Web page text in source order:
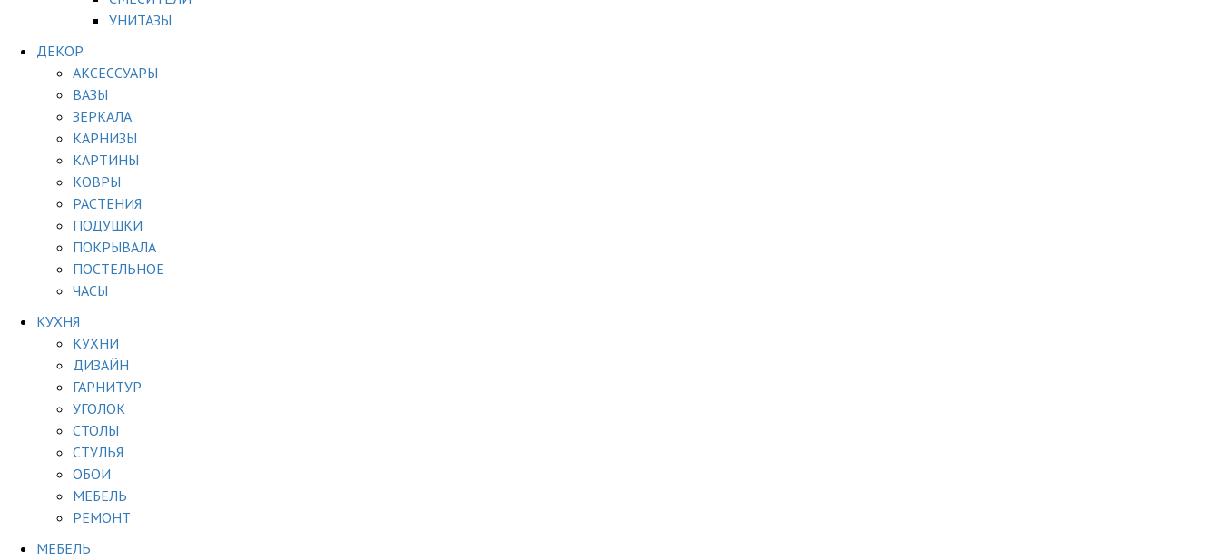
УНИТАЗЫ
ДЕКОР
АКСЕССУАРЫ
ВАЗЫ
ЗЕРКАЛА
КАРНИЗЫ
КАРТИНЫ
КОВРЫ
РАСТЕНИЯ
ПОДУШКИ
ПОКРЫВАЛА
ПОСТЕЛЬНОЕ
ЧАСЫ
КУХНЯ
КУХНИ
ДИЗАЙН
ГАРНИТУР
УГОЛОК
СТОЛЫ
СТУЛЬЯ
ОБОИ
МЕБЕЛЬ
РЕМОНТ
МЕБЕЛЬ